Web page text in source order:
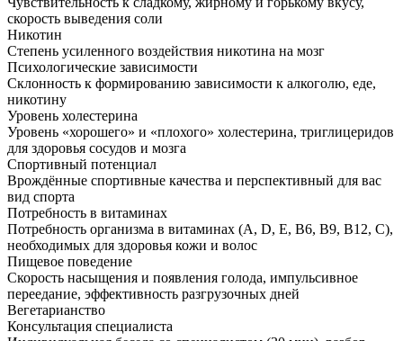
скорость выведения соли
Никотин
Степень усиленного воздействия никотина на мозг
Психологические зависимости
Склонность к формированию зависимости к алкоголю, еде,
никотину
Уровень холестерина
Уровень «хорошего» и «плохого» холестерина, триглицеридов
для здоровья сосудов и мозга
Спортивный потенциал
Врождённые спортивные качества и перспективный для вас
вид спорта
Потребность в витаминах
Потребность организма в витаминах (A, D, E, B6, B9, B12, C),
необходимых для здоровья кожи и волос
Пищевое поведение
Скорость насыщения и появления голода, импульсивное
переедание, эффективность разгрузочных дней
Вегетарианство
Консультация специалиста